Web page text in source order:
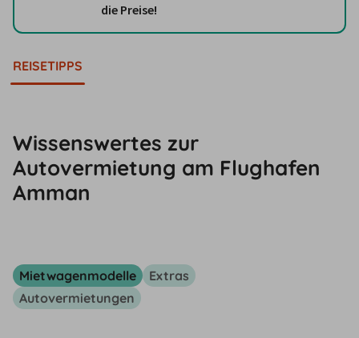
die Preise!
REISETIPPS
Wissenswertes zur
Autovermietung am Flughafen
Amman
Mietwagenmodelle
Extras
Autovermietungen